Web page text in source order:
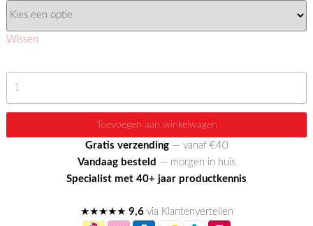
Wissen
aantal
Toevoegen aan winkelwagen
Gratis verzending— vanaf €40
Vandaag besteld — morgen in huis
Specialist met 40+ jaar productkennis
★★★★★ 9,6via Klantenvertellen